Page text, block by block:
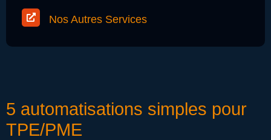
Nos Autres Services
5 automatisations simples pour
TPE/PME